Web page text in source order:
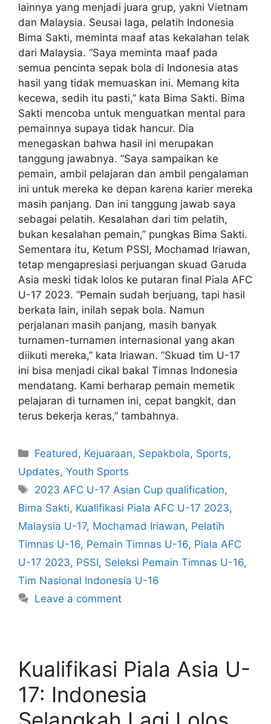
lainnya yang menjadi juara grup, yakni Vietnam
dan Malaysia. Seusai laga, pelatih Indonesia
Bima Sakti, meminta maaf atas kekalahan telak
dari Malaysia. “Saya meminta maaf pada
semua pencinta sepak bola di Indonesia atas
hasil yang tidak memuaskan ini. Memang kita
kecewa, sedih itu pasti,” kata Bima Sakti. Bima
Sakti mencoba untuk menguatkan mental para
pemainnya supaya tidak hancur. Dia
menegaskan bahwa hasil ini merupakan
tanggung jawabnya. “Saya sampaikan ke
pemain, ambil pelajaran dan ambil pengalaman
ini untuk mereka ke depan karena karier mereka
masih panjang. Dan ini tanggung jawab saya
sebagai pelatih. Kesalahan dari tim pelatih,
bukan kesalahan pemain,” pungkas Bima Sakti.
Sementara itu, Ketum PSSI, Mochamad Iriawan,
tetap mengapresiasi perjuangan skuad Garuda
Asia meski tidak lolos ke putaran final Piala AFC
U-17 2023. “Pemain sudah berjuang, tapi hasil
berkata lain, inilah sepak bola. Namun
perjalanan masih panjang, masih banyak
turnamen-turnamen internasional yang akan
diikuti mereka,” kata Iriawan. “Skuad tim U-17
ini bisa menjadi cikal bakal Timnas Indonesia
mendatang. Kami berharap pemain memetik
pelajaran di turnamen ini, cepat bangkit, dan
terus bekerja keras,” tambahnya.
Featured , Kejuaraan, Sepakbola, Sports,
Updates, Youth Sports
2023 AFC U-17 Asian Cup qualification,
Bima Sakti, Kualifikasi Piala AFC U-17 2023,
Malaysia U-17, Mochamad Iriawan, Pelatih
Timnas U-16, Pemain Timnas U-16, Piala AFC
U-17 2023, PSSI, Seleksi Pemain Timnas U-16,
Tim Nasional Indonesia U-16
Leave a comment
Kualifikasi Piala Asia U-
17: Indonesia